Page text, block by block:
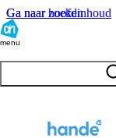
Ga naar hoofdinhoud
Ga naar zoeken
menu